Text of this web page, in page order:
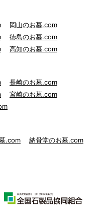
岡山のお墓.com
徳島のお墓.com
高知のお墓.com
長崎のお墓.com
宮崎のお墓.com
.com 納骨堂のお墓.com